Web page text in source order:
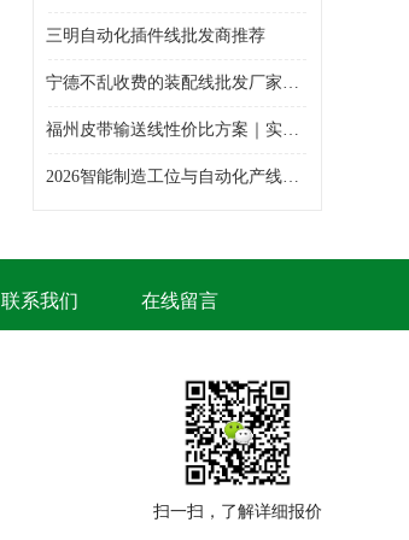
三明自动化插件线批发商推荐
宁德不乱收费的装配线批发厂家哪家专业
福州皮带输送线性价比方案｜实惠靠谱输送线整体造价解析
2026智能制造工位与自动化产线选型白皮书——精益工装&智能输送设备综合采购指南
联系我们 在线留言
扫一扫，了解详细报价